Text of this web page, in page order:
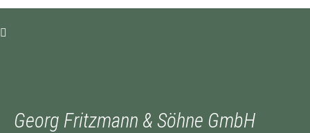
Georg Fritzmann & Söhne GmbH